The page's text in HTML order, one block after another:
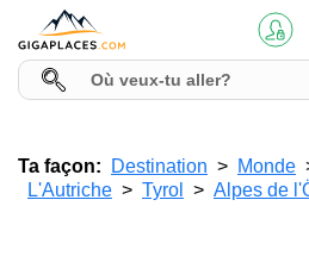
Ta façon: Destination Monde
L'Autriche
Tyrol Alpes de